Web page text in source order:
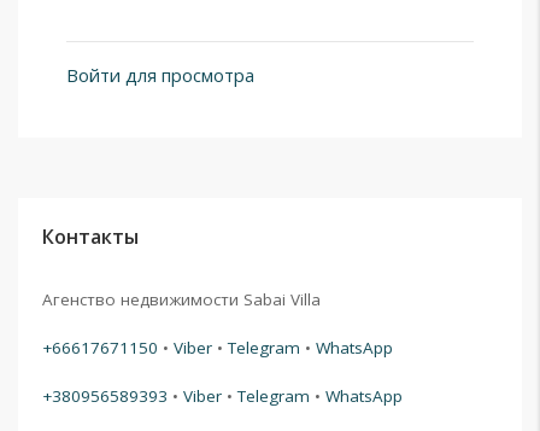
Войти для просмотра
Контакты
Агенство недвижимости Sabai Villa
+66617671150 • Viber •Telegram • WhatsApp
+380956589393 • Viber •Telegram • WhatsApp